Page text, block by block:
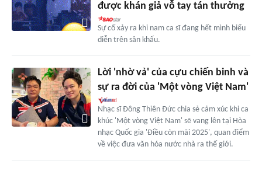
được khán giả vỗ tay tán thưởng
Sự cố xảy ra khi nam ca sĩ đang hết mình biểu
diễn trên sân khấu.
Lời 'nhờ vả' của cựu chiến binh và
sự ra đời của 'Một vòng Việt Nam'
Nhạc sĩ Đông Thiên Đức chia sẻ cảm xúc khi ca
khúc 'Một vòng Việt Nam' sẽ vang lên tại Hòa
nhạc Quốc gia 'Điều còn mãi 2025', quan điểm
về việc đưa văn hóa nước nhà ra thế giới.